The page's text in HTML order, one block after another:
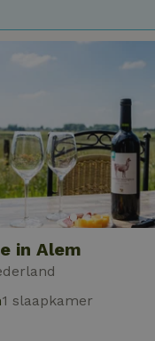
in Alem
1 slaapkamer